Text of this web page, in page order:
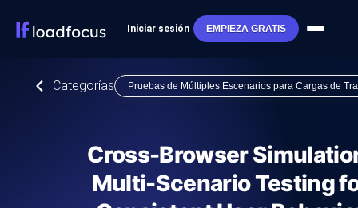
Iniciar sesión EMPIEZA GRATIS
Categorías Pruebas de Múltiples Escenarios para Cargas de
Cross-Browser
Multi-Scenario Testing